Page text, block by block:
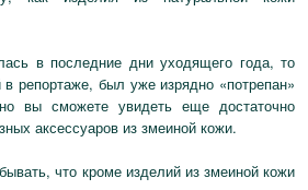
в последние дни уходящего года, то
в репортаже, был уже изрядно «потрепан»
вы сможете увидеть еще достаточно
аксессуаров из змеиной кожи.
что кроме изделий из змеиной кожи